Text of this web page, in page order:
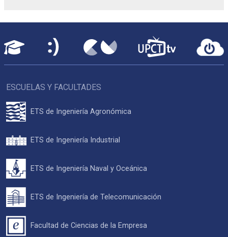
ESCUELAS Y FACULTADES
ETS de Ingeniería Agronómica
ETS de Ingeniería Industrial
ETS de Ingeniería Naval y Oceánica
ETS de Ingeniería de Telecomunicación
Facultad de Ciencias de la Empresa